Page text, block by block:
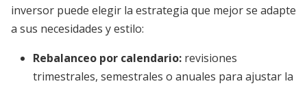
inversor puede elegir la estrategia que mejor se adapte
a sus necesidades y estilo:
Rebalanceo por calendario: revisiones
trimestrales, semestrales o anuales para ajustar la